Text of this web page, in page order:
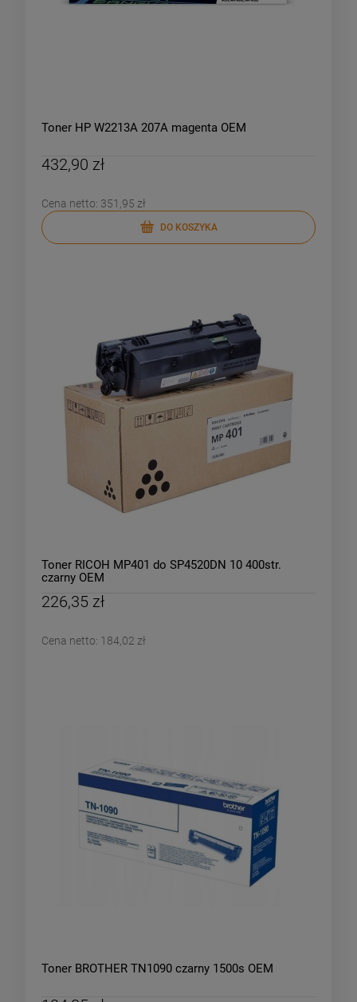
Toner HP W2213A 207A magenta OEM
432,90 zł
Cena netto: 351,95 zł
DO KOSZYKA
Toner RICOH MP401 do SP4520DN 10 400str.
czarny OEM
226,35 zł
Cena netto: 184,02 zł
Toner BROTHER TN1090 czarny 1500s OEM